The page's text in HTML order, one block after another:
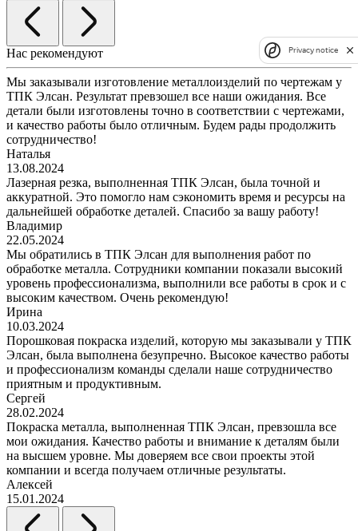
Нас рекомендуют
Мы заказывали изготовление металлоизделий по чертежам у
ТПК Элсан. Результат превзошел все наши ожидания. Все
детали были изготовлены точно в соответствии с чертежами,
и качество работы было отличным. Будем рады продолжить
сотрудничество!
Наталья
13.08.2024
Лазерная резка, выполненная ТПК Элсан, была точной и
аккуратной. Это помогло нам сэкономить время и ресурсы на
дальнейшей обработке деталей. Спасибо за вашу работу!
Владимир
22.05.2024
Мы обратились в ТПК Элсан для выполнения работ по
обработке металла. Сотрудники компании показали высокий
уровень профессионализма, выполнили все работы в срок и с
высоким качеством. Очень рекомендую!
Ирина
10.03.2024
Порошковая покраска изделий, которую мы заказывали у ТПК
Элсан, была выполнена безупречно. Высокое качество работы
и профессионализм команды сделали наше сотрудничество
приятным и продуктивным.
Сергей
28.02.2024
Покраска металла, выполненная ТПК Элсан, превзошла все
мои ожидания. Качество работы и внимание к деталям были
на высшем уровне. Мы доверяем все свои проекты этой
компании и всегда получаем отличные результаты.
Алексей
15.01.2024
Privacy notice